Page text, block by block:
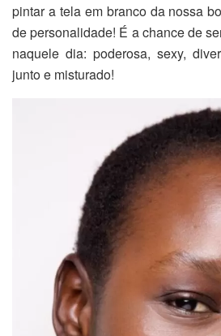
pintar a tela em branco da nossa
de personalidade! É a chance de
naquele dia: poderosa, sexy,
junto e misturado!